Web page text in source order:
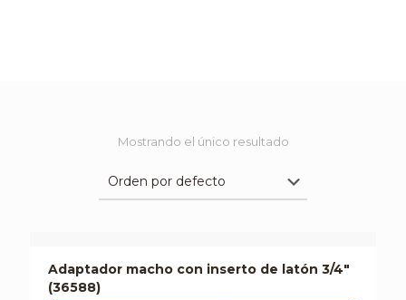
Mostrando el único resultado
Adaptador macho con inserto de latón 3/4″
(36588)